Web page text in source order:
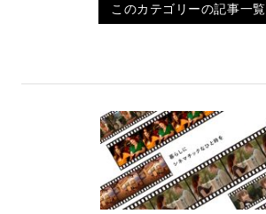
このカテゴリーの記事一覧